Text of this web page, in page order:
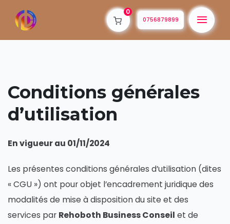
0
0756879899
Conditions générales
d’utilisation
En vigueur au 01/11/2024
Les présentes conditions générales d’utilisation (dites
« CGU ») ont pour objet l’encadrement juridique des
modalités de mise à disposition du site et des
services par Rehoboth Business Conseil et de